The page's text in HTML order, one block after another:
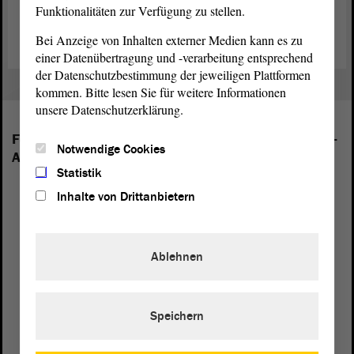
Fischaufstiegsanlagen finden Sie auf der
Internetseite der
Wasserkraftanlage Halle-Planena (Saale) .
Folgende Fraktionen sind im Landtag von Sachsen-
Anhalt vertreten:
Funktionalitäten zur Verfügung zu stellen.
Bei Anzeige von Inhalten externer Medien kann es zu
einer Datenübertragung und -verarbeitung entsprechend
der Datenschutzbestimmung der jeweiligen Plattformen
kommen. Bitte lesen Sie für weitere Informationen
unsere Datenschutzerklärung.
Notwendige Cookies
Statistik
Inhalte von Drittanbietern
Ablehnen
Speichern